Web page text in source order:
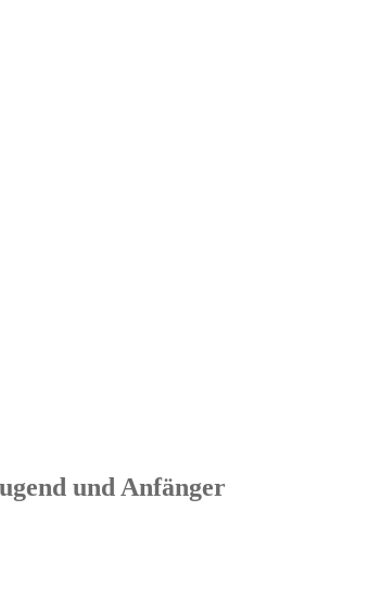
und Anfänger